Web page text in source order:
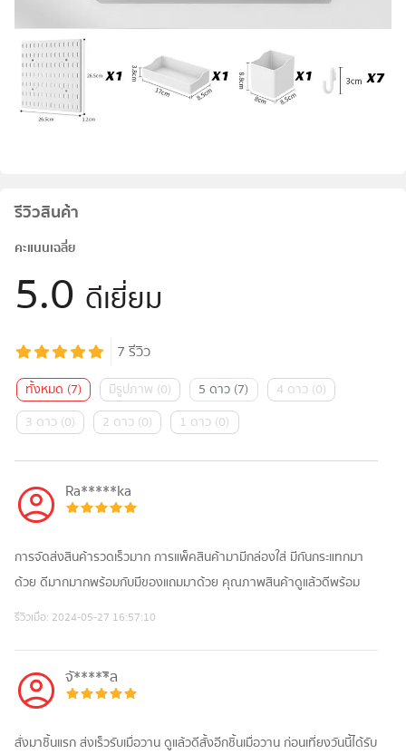
รีวิวสินค้า
คะแนนเฉลี่ย
5.0 ดีเยี่ยม
7รีวิว
ทั้งหมด (7) มีรูปภาพ (0) 5 ดาว (7) 4 ดาว (0)
3 ดาว (0) 2 ดาว (0) 1 ดาว (0)
Ra*****ka
การจัดส่งสินค้ารวดเร็วมาก การแพ็คสินค้ามามีกล่องใส่ มีกันกระแทกมา
ด้วย ดีมากมากพร้อมกับมีของแถมมาด้วย คุณภาพสินค้าดูแล้วดีพร้อม
รีวิวเมื่อ: 2024-05-27 16:57:10
จั*****ิล
สั่งมาชิ้นแรก ส่งเร็วรับเมื่อวาน ดูแล้วดีสั้งอีกชิ้นเมื่อวาน ก่อนเที่ยงวันนี้ได้รับ